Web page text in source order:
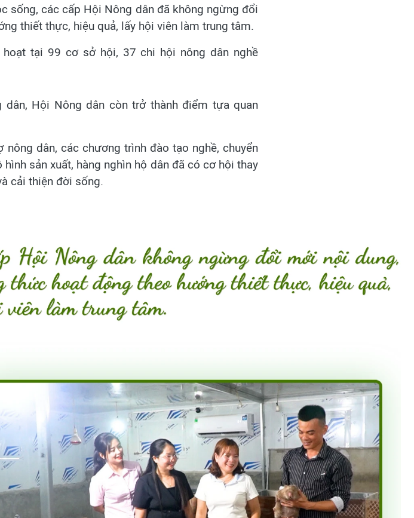
sống, các cấp Hội Nông dân đã không ngừng đổi
thiết thực, hiệu quả, lấy hội viên làm trung tâm.
tại 99 cơ sở hội, 37 chi hội nông dân nghề
Hội Nông dân còn trở thành điểm tựa quan
dân, các chương trình đào tạo nghề, chuyển
sản xuất, hàng nghìn hộ dân đã có cơ hội thay
cải thiện đời sống.